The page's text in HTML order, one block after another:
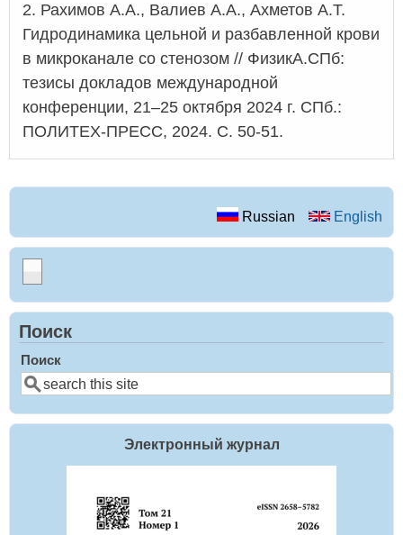
2. Рахимов А.А., Валиев А.А., Ахметов А.Т.
Гидродинамика цельной и разбавленной крови
в микроканале со стенозом // ФизикА.СПб:
тезисы докладов международной
конференции, 21–25 октября 2024 г. СПб.:
ПОЛИТЕХ-ПРЕСС, 2024. С. 50-51.
Russian English
Поиск
Поиск
Электронный журнал